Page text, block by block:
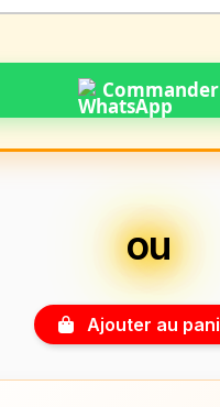
Commander
ou
Ajouter au